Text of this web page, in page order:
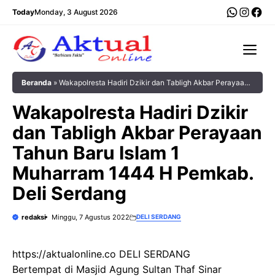
Langsung
TodayMonday, 3 August 2026
Beranda » Wakapolresta Hadiri Dzikir dan Tabligh Akbar Perayaan
Wakapolresta Hadiri Dzikir
dan Tabligh Akbar Perayaan
Tahun Baru Islam 1
Muharram 1444 H Pemkab.
Deli Serdang
redaksi Minggu, 7 Agustus 2022 DELI SERDANG
https://aktualonline.co DELI SERDANG
Bertempat di Masjid Agung Sultan Thaf Sinar